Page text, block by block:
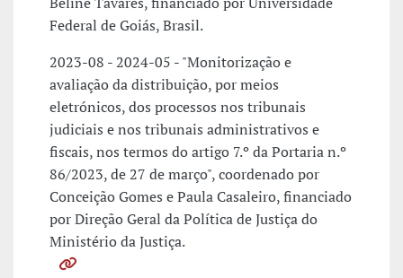
Federal de Goiás, Brasil.
2023-08 - 2024-05 - "Monitorização e
avaliação da distribuição, por meios
eletrónicos, dos processos nos tribunais
judiciais e nos tribunais administrativos e
fiscais, nos termos do artigo 7.º da Portaria n.º
86/2023, de 27 de março", coordenado por
Conceição Gomes e Paula Casaleiro, financiado
por Direção Geral da Política de Justiça do
Ministério da Justiça.